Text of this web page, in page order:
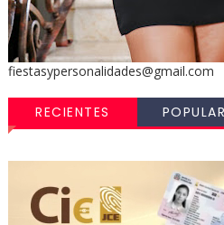
fiestasypersonalidades@gmail.com
RECIENTES